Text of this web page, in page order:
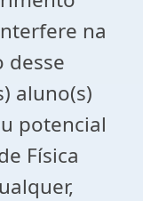
na
desse
aluno(s)
potencial
Física